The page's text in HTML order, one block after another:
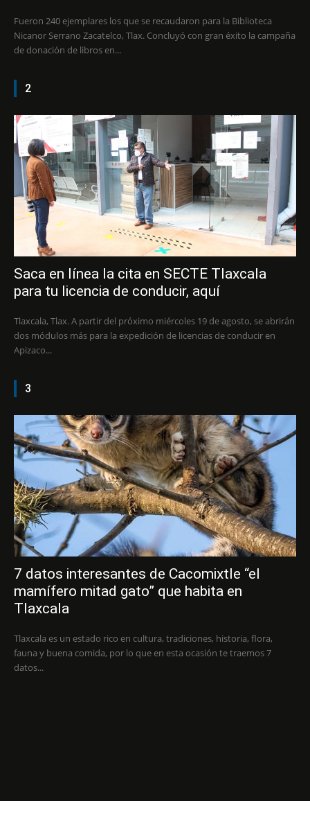
Fueron 240 ejemplares los que se recaudaron para la Biblioteca
Nicanor Serrano Zacatelco, Tlax. Concluyó con gran éxito la campaña
de donación de libros en...
2
Saca en línea la cita en SECTE Tlaxcala
para tu licencia de conducir, aquí
Tlaxcala, Tlax. A partir del próximo miércoles 19 de agosto, se abrirán
dos módulos más para la expedición de licencias de conducir en
Apizaco...
3
7 datos interesantes de Cacomixtle “el
mamífero mitad gato” que habita en
Tlaxcala
Tlaxcala es un estado rico en cultura, tradiciones, historia, flora,
fauna y buena comida, por lo que en esta ocasión te traemos 7
datos...